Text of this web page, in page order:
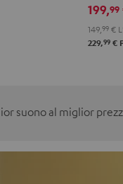
Black
199,99
149, 99€
229,99€
suono al miglior